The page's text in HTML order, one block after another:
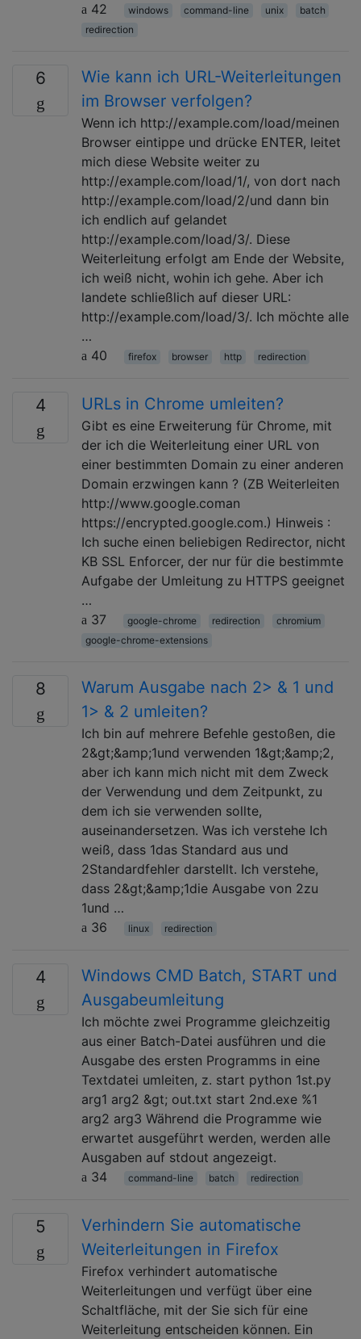
42 windows command-line unix
batch
redirection
6
Wie kann ich URL-Weiterleitungen
im Browser verfolgen?
Wenn ich http://example.com/load/meinen
Browser eintippe und drücke ENTER, leitet
mich diese Website weiter zu
http://example.com/load/1/, von dort nach
http://example.com/load/2/und dann bin
ich endlich auf gelandet
http://example.com/load/3/. Diese
Weiterleitung erfolgt am Ende der Website,
ich weiß nicht, wohin ich gehe. Aber ich
landete schließlich auf dieser URL:
http://example.com/load/3/. Ich möchte alle
…
40
firefox browser http redirection
4 URLs in Chrome umleiten?
Gibt es eine Erweiterung für Chrome, mit
der ich die Weiterleitung einer URL von
einer bestimmten Domain zu einer anderen
Domain erzwingen kann ? (ZB Weiterleiten
http://www.google.coman
https://encrypted.google.com.) Hinweis :
Ich suche einen beliebigen Redirector, nicht
KB SSL Enforcer, der nur für die bestimmte
Aufgabe der Umleitung zu HTTPS geeignet
…
37
google-chrome redirection
chromium
google-chrome-extensions
8
Warum Ausgabe nach 2> & 1 und
1> & 2 umleiten?
Ich bin auf mehrere Befehle gestoßen, die
2&gt;&amp;1und verwenden 1&gt;&amp;2,
aber ich kann mich nicht mit dem Zweck
der Verwendung und dem Zeitpunkt, zu
dem ich sie verwenden sollte,
auseinandersetzen. Was ich verstehe Ich
weiß, dass 1das Standard aus und
2Standardfehler darstellt. Ich verstehe,
dass 2&gt;&amp;1die Ausgabe von 2zu
1und …
36
linux redirection
4
Windows CMD Batch, START und
Ausgabeumleitung
Ich möchte zwei Programme gleichzeitig
aus einer Batch-Datei ausführen und die
Ausgabe des ersten Programms in eine
Textdatei umleiten, z. start python 1st.py
arg1 arg2 &gt; out.txt start 2nd.exe %1
arg2 arg3 Während die Programme wie
erwartet ausgeführt werden, werden alle
Ausgaben auf stdout angezeigt.
34
command-line batch redirection
5
Verhindern Sie automatische
Weiterleitungen in Firefox
Firefox verhindert automatische
Weiterleitungen und verfügt über eine
Schaltfläche, mit der Sie sich für eine
Weiterleitung entscheiden können. Ein